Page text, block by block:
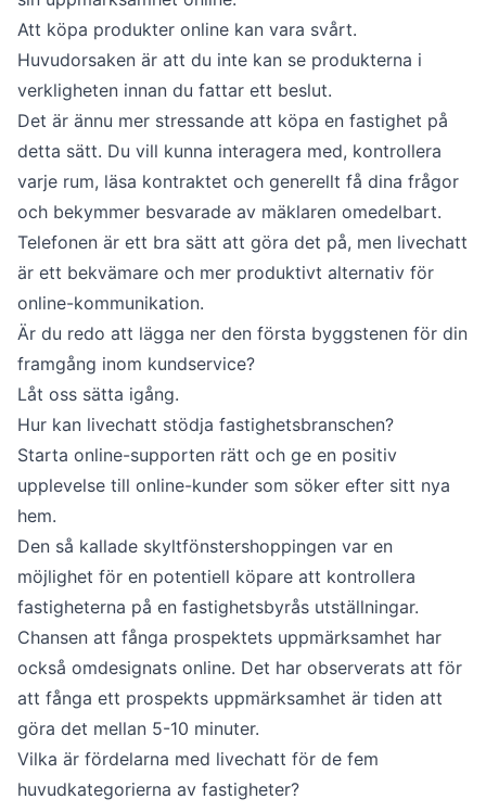
Att köpa produkter online kan vara svårt.
Huvudorsaken är att du inte kan se produkterna i
verkligheten innan du fattar ett beslut.
Det är ännu mer stressande att köpa en fastighet på
detta sätt. Du vill kunna interagera med, kontrollera
varje rum, läsa kontraktet och generellt få dina frågor
och bekymmer besvarade av mäklaren omedelbart.
Telefonen är ett bra sätt att göra det på, men livechatt
är ett bekvämare och mer produktivt alternativ för
online-kommunikation.
Är du redo att lägga ner den första byggstenen för din
framgång inom kundservice?
Låt oss sätta igång.
Hur kan livechatt stödja fastighetsbranschen?
Starta online-supporten rätt och ge en positiv
upplevelse till online-kunder som söker efter sitt nya
hem.
Den så kallade skyltfönstershoppingen var en
möjlighet för en potentiell köpare att kontrollera
fastigheterna på en fastighetsbyrås utställningar.
Chansen att fånga prospektets uppmärksamhet har
också omdesignats online. Det har observerats att för
att fånga ett prospekts uppmärksamhet är tiden att
göra det mellan 5-10 minuter.
Vilka är fördelarna med livechatt för de fem
huvudkategorierna av fastigheter?